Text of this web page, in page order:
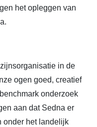
het opleggen van
in de
ogen goed, creatief
onderzoek
aan dat Sedna er
onder het landelijk